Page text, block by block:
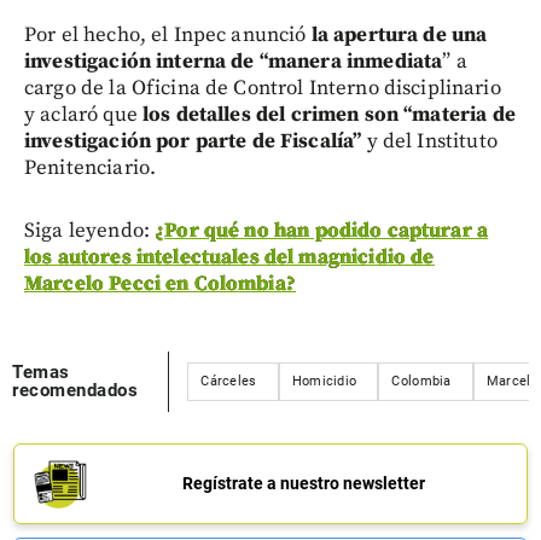
Por el hecho, el Inpec anunció la apertura de una
investigación interna de “manera inmediata” a
cargo de la Oficina de Control Interno disciplinario
y aclaró que los detalles del crimen son “materia de
investigación por parte de Fiscalía” y del Instituto
Penitenciario.
Siga leyendo: ¿Por qué no han podido capturar a
los autores intelectuales del magnicidio de
Marcelo Pecci en Colombia?
Temas
recomendados
Cárceles Homicidio Colombia
Regístrate a nuestro newsletter